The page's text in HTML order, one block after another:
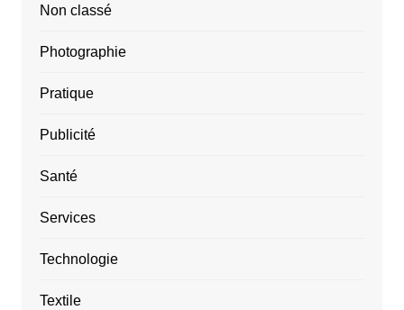
Non classé
Photographie
Pratique
Publicité
Santé
Services
Technologie
Textile